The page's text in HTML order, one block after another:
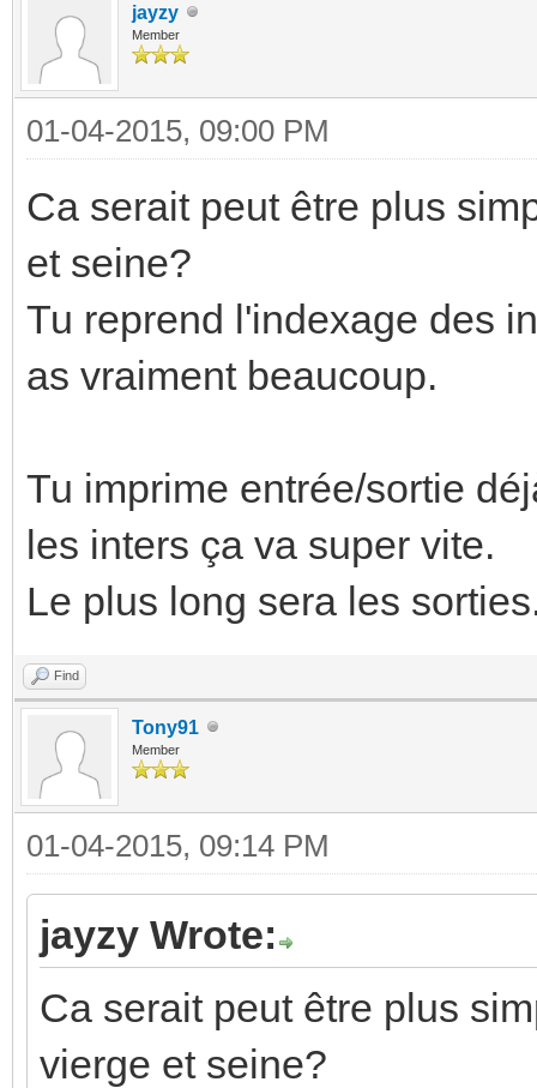
jayzy
Member
01-04-2015, 09:00 PM
Ca serait peut être plus
et seine?
Tu reprend l'indexage des
as vraiment beaucoup.
Tu imprime entrée/sortie
les inters ça va super vite.
Le plus long sera les
Find
Tony91
Member
01-04-2015, 09:14 PM
jayzy Wrote:
Ca serait peut être plus
vierge et seine?